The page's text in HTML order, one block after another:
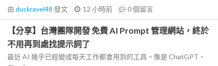
由 duckravel48 發文 12 小時前 0個留言
【分享】台灣團隊開發 免費 AI Prompt 管理網站，終於
不用再到處找提示詞了
最近 AI 幾乎已經變成每天工作都會用到的工具。像是 ChatGPT、